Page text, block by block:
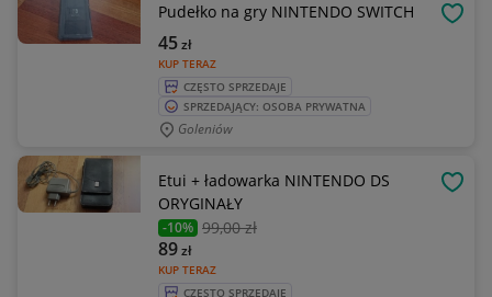
Pudełko na gry NINTENDO SWITCH
KUP TERAZ
45zł
CZĘSTO SPRZEDAJE
SPRZEDAJĄCY: OSOBA PRYWATNA
Goleniów
Etui + ładowarka NINTENDO DS
ORYGINAŁY
-10% 99,00 zł
KUP TERAZ
89zł
CZĘSTO SPRZEDAJE